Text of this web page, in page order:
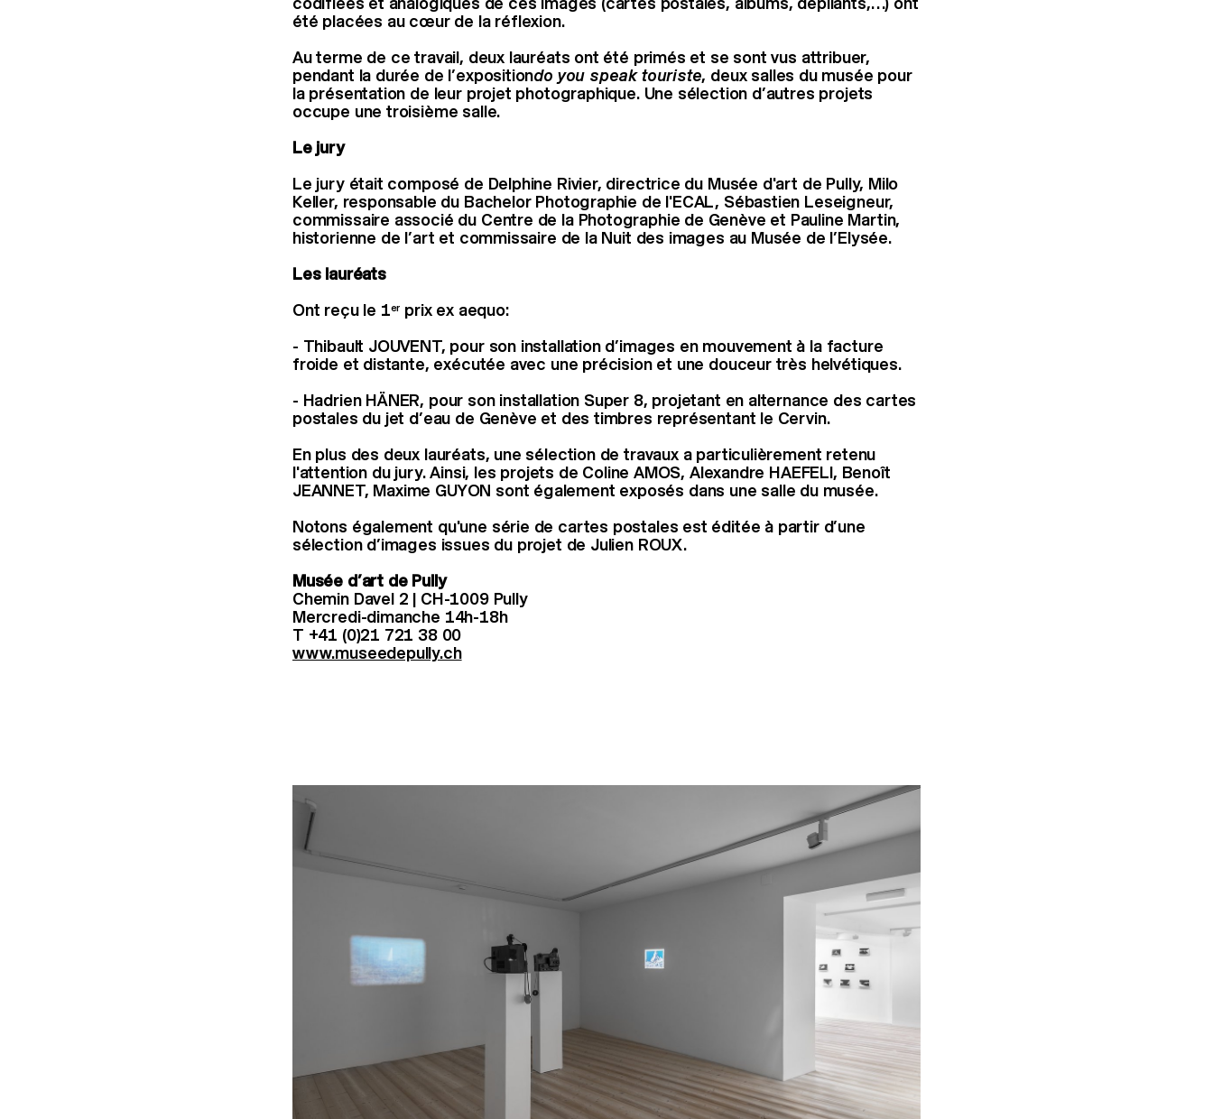
été placées au cœur de la réflexion.
Au terme de ce travail, deux lauréats ont été primés et se sont vus attribuer,
pendant la durée de l’expositiondo you speak touriste, deux salles du musée pour
la présentation de leur projet photographique. Une sélection d’autres projets
occupe une troisième salle.
Le jury
Le jury était composé de Delphine Rivier, directrice du Musée d'art de Pully, Milo
Keller, responsable du Bachelor Photographie de l'ECAL, Sébastien Leseigneur,
commissaire associé du Centre de la Photographie de Genève et Pauline Martin,
historienne de l’art et commissaire de la Nuit des images au Musée de l’Elysée.
Les lauréats
Ont reçu le 1er prix ex aequo:
- Thibault JOUVENT, pour son installation d’images en mouvement à la facture
froide et distante, exécutée avec une précision et une douceur très helvétiques.
- Hadrien HÄNER, pour son installation Super 8, projetant en alternance des cartes
postales du jet d’eau de Genève et des timbres représentant le Cervin.
En plus des deux lauréats, une sélection de travaux a particulièrement retenu
l'attention du jury. Ainsi, les projets de Coline AMOS, Alexandre HAEFELI, Benoît
JEANNET, Maxime GUYON sont également exposés dans une salle du musée.
Notons également qu'une série de cartes postales est éditée à partir d’une
sélection d’images issues du projet de Julien ROUX.
Musée d’art de Pully
Chemin Davel 2 | CH-1009 Pully
Mercredi-dimanche 14h-18h
T +41 (0)21 721 38 00
www.museedepully.ch